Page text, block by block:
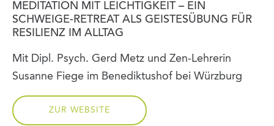
MEDITATION MIT LEICHTIGKEIT – EIN
SCHWEIGE-RETREAT ALS GEISTESÜBUNG FÜR
RESILIENZ IM ALLTAG
Mit Dipl. Psych. Gerd Metz und Zen-Lehrerin
Susanne Fiege im Benediktushof bei Würzburg
ZUR WEBSITE